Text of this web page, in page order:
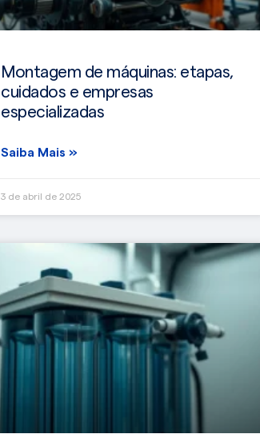
Montagem de máquinas: etapas,
cuidados e empresas
especializadas
Saiba Mais »
3 de abril de 2025